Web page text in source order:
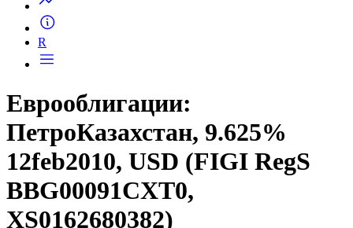
R
Еврооблигации:
ПетроКазахстан, 9.625%
12feb2010, USD (FIGI RegS
BBG00091CXT0,
XS0162680382)